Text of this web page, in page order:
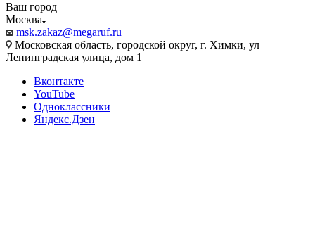
Ваш город
Москва
msk.zakaz@megaruf.ru
Московская область, городской округ, г. Химки, ул
Ленинградская улица, дом 1
Вконтакте
YouTube
Одноклассники
Яндекс.Дзен